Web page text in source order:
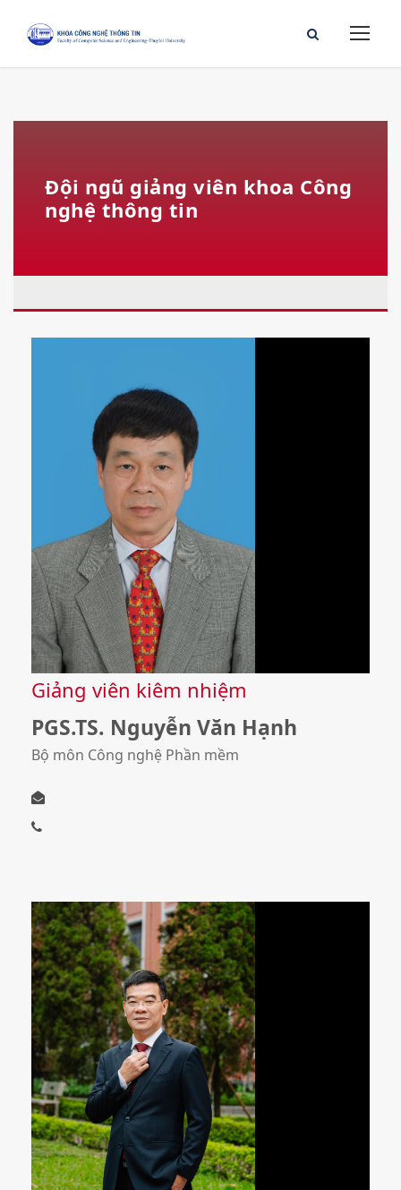
Đội ngũ giảng viên khoa Công
nghệ thông tin
Giảng viên kiêm nhiệm
PGS.TS. Nguyễn Văn Hạnh
Bộ môn Công nghệ Phần mềm